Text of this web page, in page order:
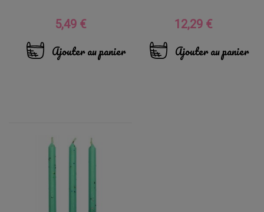
Prix
5,49 €
Ajouter au panier
Prix
12,29 €
Ajouter au panier